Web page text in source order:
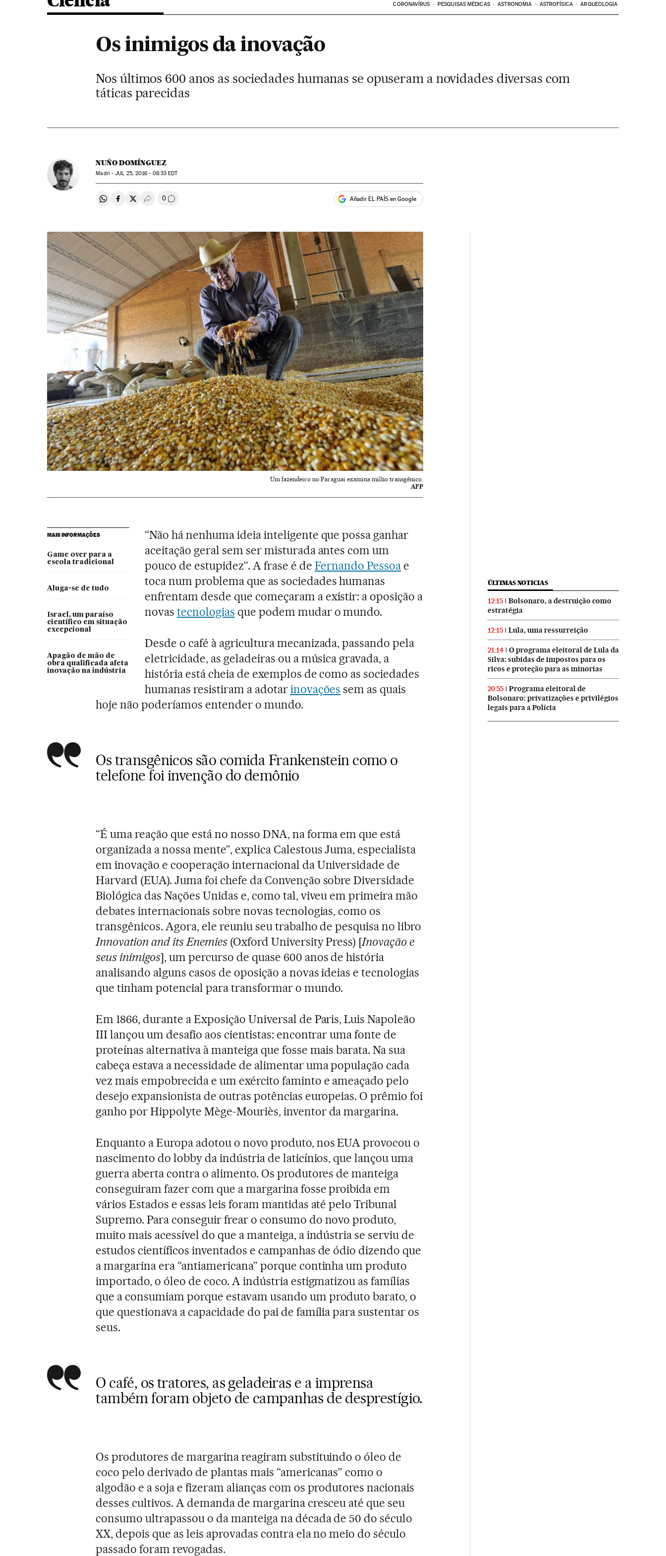
CORONAVÍRUS PESQUISAS MÉDICAS ASTRONOMIA ASTROFÍSICA ARQUEOLOGIA
Os inimigos da inovação
Nos últimos 600 anos as sociedades humanas se opuseram a novidades diversas com
táticas parecidas
NUÑO DOMÍNGUEZ
Madri -JUL 25, 2016 - 08:33 EDT
Compartir en Whatsapp
Compartir en Facebook
Compartir en Twitter
Desplegar Redes Sociales
0 Comentários Añadir EL PAÍS en Google
Um fazendeiro no Paraguai examina milho transgênico.
AFP
MAIS INFORMAÇÕES
Game over para a
escola tradicional
Aluga-se de tudo
Israel, um paraíso
científico em situação
excepcional
Apagão de mão de
obra qualificada afeta
inovação na indústria
“Não há nenhuma ideia inteligente que possa ganhar
aceitação geral sem ser misturada antes com um
pouco de estupidez”. A frase é de Fernando Pessoa e
toca num problema que as sociedades humanas
enfrentam desde que começaram a existir: a oposição a
novastecnologias que podem mudar o mundo.
Desde o café à agricultura mecanizada, passando pela
eletricidade, as geladeiras ou a música gravada, a
história está cheia de exemplos de como as sociedades
humanas resistiram a adotarinovações sem as quais
hoje não poderíamos entender o mundo.
Os transgênicos são comida Frankenstein como o
telefone foi invenção do demônio
“É uma reação que está no nosso DNA, na forma em que está
organizada a nossa mente”, explica Calestous Juma, especialista
em inovação e cooperação internacional da Universidade de
Harvard (EUA). Juma foi chefe da Convenção sobre Diversidade
Biológica das Nações Unidas e, como tal, viveu em primeira mão
debates internacionais sobre novas tecnologias, como os
transgênicos. Agora, ele reuniu seu trabalho de pesquisa no libro
Innovation and its Enemies(Oxford University Press) [Inovação e
seus inimigos], um percurso de quase 600 anos de história
analisando alguns casos de oposição a novas ideias e tecnologias
que tinham potencial para transformar o mundo.
Em 1866, durante a Exposição Universal de Paris, Luis Napoleão
III lançou um desafio aos cientistas: encontrar uma fonte de
proteínas alternativa à manteiga que fosse mais barata. Na sua
cabeça estava a necessidade de alimentar uma população cada
vez mais empobrecida e um exército faminto e ameaçado pelo
desejo expansionista de outras potências europeias. O prêmio foi
ganho por Hippolyte Mège-Mouriès, inventor da margarina.
Enquanto a Europa adotou o novo produto, nos EUA provocou o
nascimento do lobby da indústria de laticínios, que lançou uma
guerra aberta contra o alimento. Os produtores de manteiga
conseguiram fazer com que a margarina fosse proibida em
vários Estados e essas leis foram mantidas até pelo Tribunal
Supremo. Para conseguir frear o consumo do novo produto,
muito mais acessível do que a manteiga, a indústria se serviu de
estudos científicos inventados e campanhas de ódio dizendo que
a margarina era “antiamericana” porque continha um produto
importado, o óleo de coco. A indústria estigmatizou as famílias
que a consumiam porque estavam usando um produto barato, o
que questionava a capacidade do pai de família para sustentar os
seus.
O café, os tratores, as geladeiras e a imprensa
também foram objeto de campanhas de desprestígio.
Os produtores de margarina reagiram substituindo o óleo de
coco pelo derivado de plantas mais “americanas” como o
algodão e a soja e fizeram alianças com os produtores nacionais
desses cultivos. A demanda de margarina cresceu até que seu
consumo ultrapassou o da manteiga na década de 50 do século
XX, depois que as leis aprovadas contra ela no meio do século
passado foram revogadas.
ÚLTIMAS NOTICIAS
12:15
Bolsonaro, a destruição como
estratégia
12:15 Lula, uma ressurreição
21:14
O programa eleitoral de Lula da
Silva: subidas de impostos para os
ricos e proteção para as minorias
20:55
Programa eleitoral de
Bolsonaro: privatizações e privilégios
legais para a Polícia